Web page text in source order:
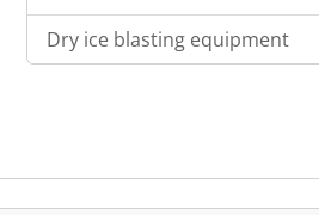
Dry ice blasting equipment